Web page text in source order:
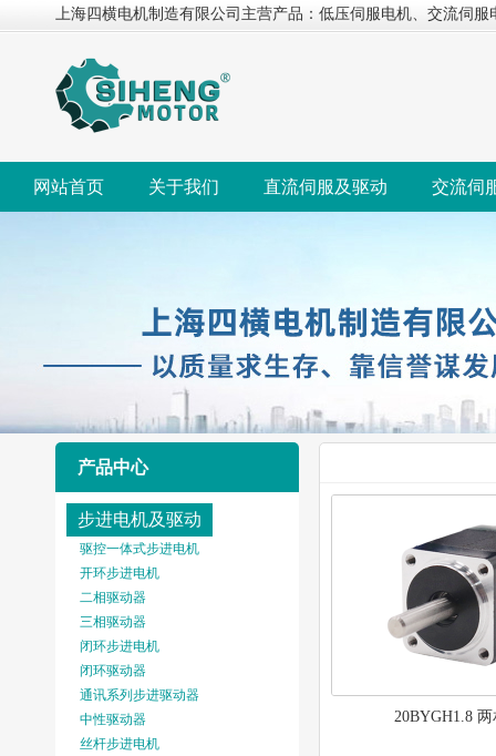
上海四横电机制造有限公司主营产品：低压伺服电机、交流伺
网站首页 关于我们 直流伺服及驱动 交流伺
产品中心
步进电机及驱动
驱控一体式步进电机
开环步进电机
二相驱动器
三相驱动器
闭环步进电机
闭环驱动器
通讯系列步进驱动器
中性驱动器
丝杆步进电机
20BYGH1.8